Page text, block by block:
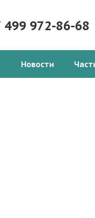
499 972-86-68
Новости